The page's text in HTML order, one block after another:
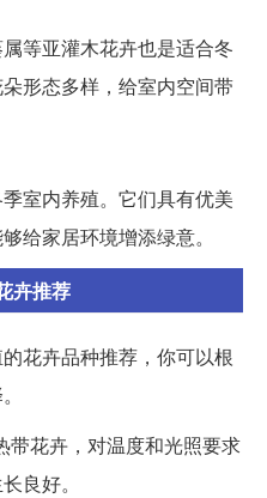
等亚灌木花卉也是适合冬
形态多样，给室内空间带
室内养殖。它们具有优美
给家居环境增添绿意。
卉推荐
花卉品种推荐，你可以根
带花卉，对温度和光照要求
良好。